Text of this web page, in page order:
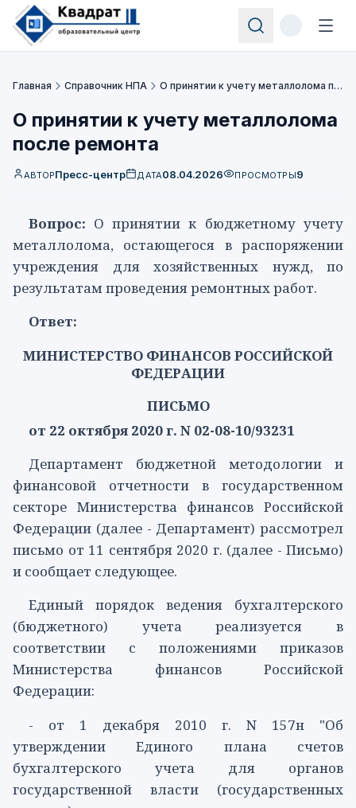
Главная Справочник НПА О принятии к учету металлолома после ремонта
О принятии к учету металлолома
после ремонта
АВТОРПресс-центр ДАТА08.04.2026 ПРОСМОТРЫ9
Вопрос: О принятии к бюджетному учету
металлолома, остающегося в распоряжении
учреждения для хозяйственных нужд, по
результатам проведения ремонтных работ.
Ответ:
МИНИСТЕРСТВО ФИНАНСОВ РОССИЙСКОЙ
ФЕДЕРАЦИИ
ПИСЬМО
от 22 октября 2020 г. N 02-08-10/93231
Департамент бюджетной методологии и
финансовой отчетности в государственном
секторе Министерства финансов Российской
Федерации (далее - Департамент) рассмотрел
письмо от 11 сентября 2020 г. (далее - Письмо)
и сообщает следующее.
Единый порядок ведения бухгалтерского
(бюджетного) учета реализуется в
соответствии с положениями приказов
Министерства финансов Российской
Федерации:
- от 1 декабря 2010 г. N 157н"Об
утверждении Единого плана счетов
бухгалтерского учета для органов
государственной власти (государственных